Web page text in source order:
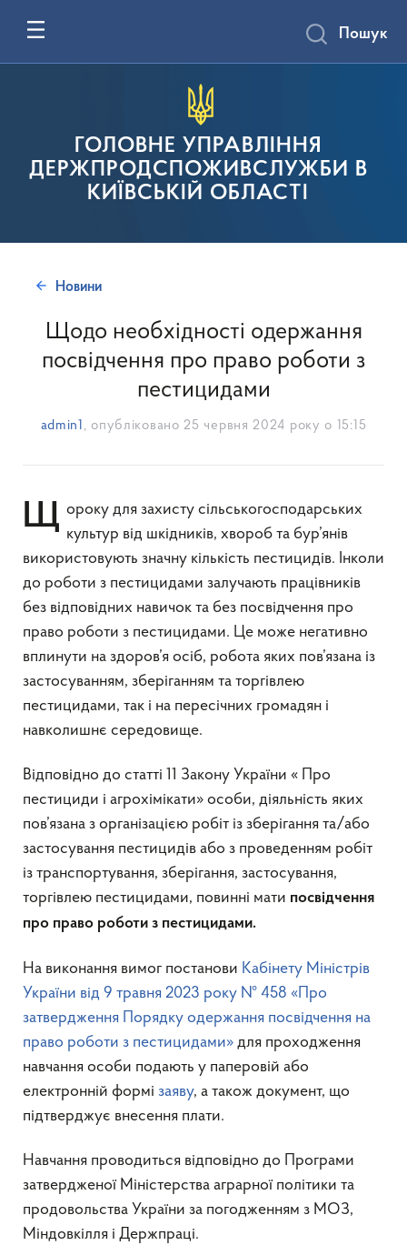
ГОЛОВНЕ УПРАВЛІННЯ
ДЕРЖПРОДСПОЖИВСЛУЖБИ В
КИЇВСЬКІЙ ОБЛАСТІ
Пошук
Новини
Щодо необхідності одержання
посвідчення про право роботи з
пестицидами
admin1 , опубліковано 25 червня 2024 року о 15:15
Щороку для захисту сільськогосподарських культур від шкідників, хвороб та бур’янів
використовують значну кількість пестицидів. Інколи
до роботи з пестицидами залучають працівників
без відповідних навичок та без посвідчення про
право роботи з пестицидами. Це може негативно
вплинути на здоров’я осіб, робота яких пов’язана із
застосуванням, зберіганням та торгівлею
пестицидами, так і на пересічних громадян і
навколишнє середовище.
Відповідно до статті 11 Закону України « Про
пестициди і агрохімікати» особи, діяльність яких
пов’язана з організацією робіт із зберігання та/або
застосування пестицидів або з проведенням робіт
із транспортування, зберігання, застосування,
торгівлею пестицидами, повинні мати посвідчення
про право роботи з пестицидами.
На виконання вимог постанови Кабінету Міністрів
України від 9 травня 2023 року № 458 «Про
затвердження Порядку одержання посвідчення на
право роботи з пестицидами» для проходження
навчання особи подають у паперовій або
електронній формі заяву, а також документ, що
підтверджує внесення плати.
Навчання проводиться відповідно до Програми
затвердженої Міністерства аграрної політики та
продовольства України за погодженням з МОЗ,
Міндовкілля і Держпраці.